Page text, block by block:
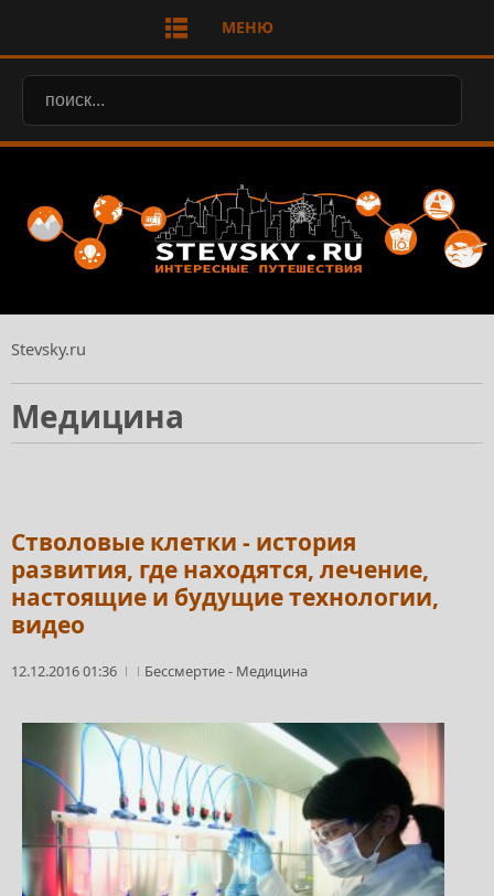
МЕНЮ
Stevsky.ru
Медицина
Стволовые клетки - история
развития, где находятся, лечение,
настоящие и будущие технологии,
видео
12.12.2016 01:36 Бессмертие- Медицина